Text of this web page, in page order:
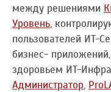
между решениями
Уровень,
пользователей ИТ-
бизнес-
здоровьем ИТ-
Администратор,